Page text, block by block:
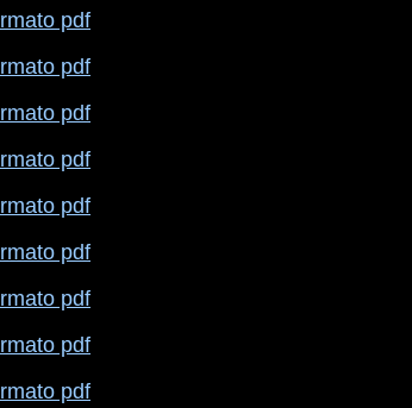
pdf
pdf
pdf
pdf
pdf
pdf
pdf
pdf
pdf